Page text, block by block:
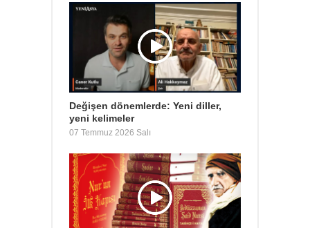
Değişen dönemlerde: Yeni diller,
yeni kelimeler
07 Temmuz 2026 Salı